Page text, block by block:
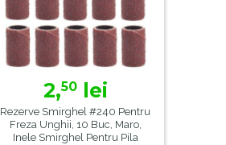
2,50lei
Rezerve Smirghel #240 Pentru
Freza Unghii, 10 Buc, Maro,
Inele Smirghel Pentru Pila